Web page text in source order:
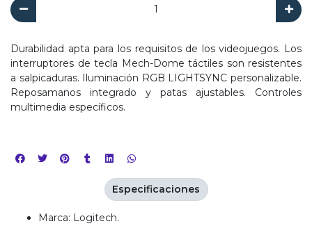
Durabilidad apta para los requisitos de los videojuegos. Los
interruptores de tecla Mech-Dome táctiles son resistentes
a salpicaduras. Iluminación RGB LIGHTSYNC personalizable.
Reposamanos integrado y patas ajustables. Controles
multimedia específicos.
Marca: Logitech.
Especificaciones